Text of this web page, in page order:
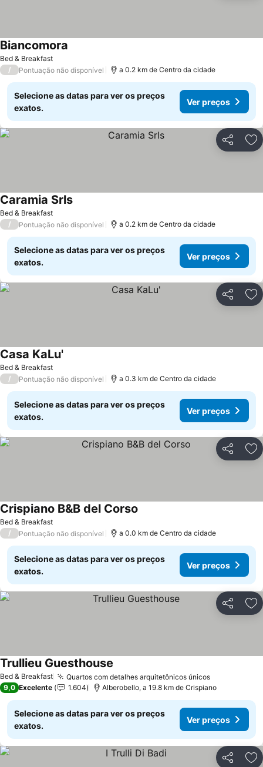
Bed & Breakfast
Biancomora
/ Pontuação não disponível a 0.2 km de Centro da cidade
Selecione as datas para ver os preços
exatos.
Ver preços
Partilhar
Bed & Breakfast
Caramia Srls
/ Pontuação não disponível a 0.2 km de Centro da cidade
Selecione as datas para ver os preços
exatos.
Ver preços
Partilhar
Bed & Breakfast
Casa KaLu'
/ Pontuação não disponível a 0.3 km de Centro da cidade
Selecione as datas para ver os preços
exatos.
Ver preços
Partilhar
Bed & Breakfast
Crispiano B&B del Corso
/ Pontuação não disponível a 0.0 km de Centro da cidade
Selecione as datas para ver os preços
exatos.
Ver preços
Partilhar
Bed & Breakfast Quartos com detalhes arquitetônicos únicos
Trullieu Guesthouse
9,0 Excelente 1.604 Alberobello, a 19.8 km de Crispiano
Selecione as datas para ver os preços
exatos.
Ver preços
Partilhar